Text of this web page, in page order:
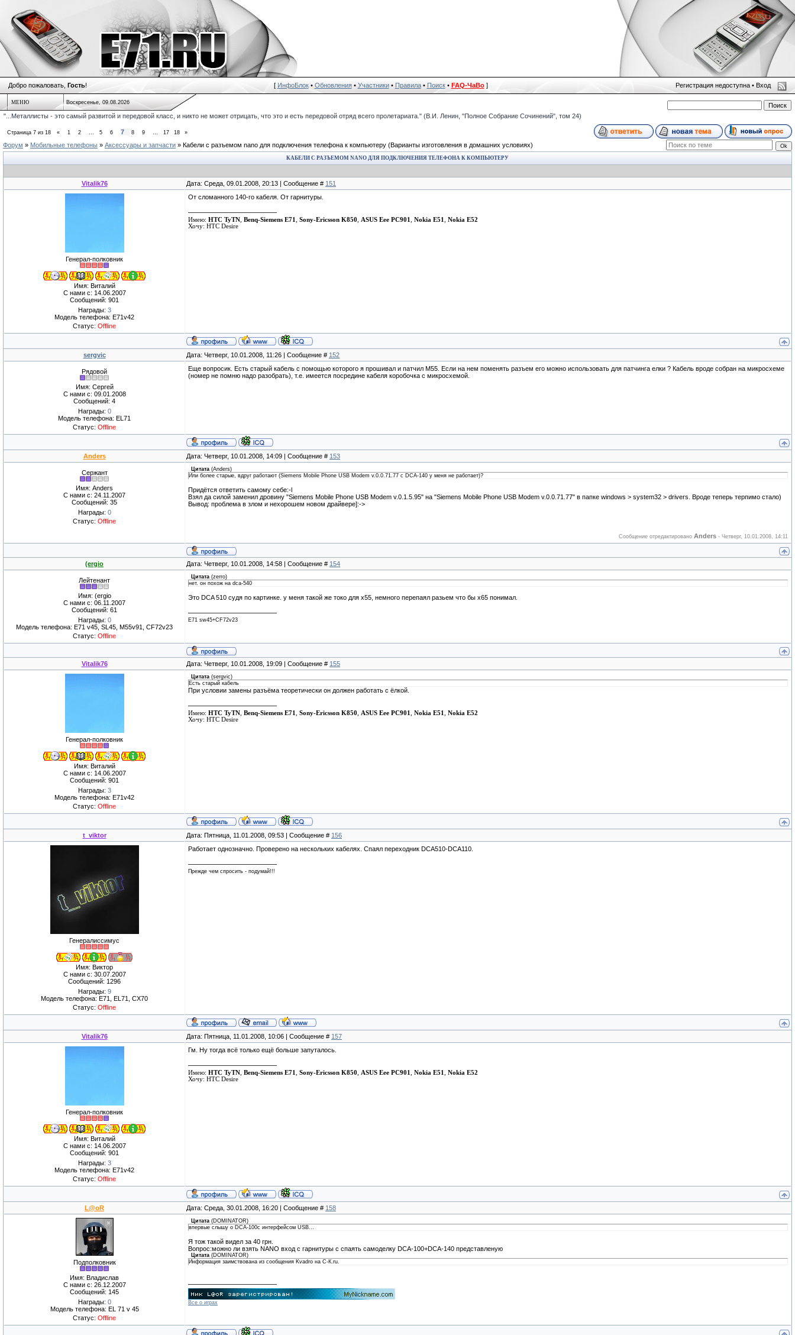
Добро пожаловать, Гость! [ ИнфоБлок• Обновления• Участники• Правила• Поиск• FAQ-ЧаВо] Регистрация недоступна • Вход
МЕНЮ Воскресенье, 09.08.2026
"...Металлисты - это самый развитой и передовой класс, и никто не может отрицать, что это и есть передовой отряд всего пролетариата." (В.И. Ленин, "Полное Собрание Сочинений", том 24)
Страница 7 из 18 « 1 2 … 5 6 7 8 9 … 17 18 »
Форум » Мобильные телефоны » Аксессуары и запчасти » Кабели с разъемом nano для подключения телефона к компьютеру (Варианты изготовления в домашних условиях)
КАБЕЛИ С РАЗЪЕМОМ NANO ДЛЯ ПОДКЛЮЧЕНИЯ ТЕЛЕФОНА К КОМПЬЮТЕРУ
Vitalik76 Дата: Среда, 09.01.2008, 20:13 | Сообщение # 151
Генерал-полковник
Имя: Виталий
С нами с: 14.06.2007
Сообщений: 901
Награды: 3
Модель телефона: E71v42
Статус: Offline
От сломанного 140-го кабеля. От гарнитуры.
Имею: HTC TyTN Benq-Siemens E71 Sony-Ericsson K850 ASUS Eee PC901 Nokia E51
Nokia E52
Хочу: HTC Desire
sergvic Дата: Четверг, 10.01.2008, 11:26 | Сообщение # 152
Рядовой
Имя: Сергей
С нами с: 09.01.2008
Сообщений: 4
Награды: 0
Модель телефона: EL71
Статус: Offline
Еще вопросик. Есть старый кабель с помощью которого я прошивал и патчил M55. Если на нем поменять разъем его можно использовать для патчинга елки ? Кабель вроде собран на микросхеме
(номер не помню надо разобрать), т.е. имеется посредине кабеля коробочка с микросхемой.
Anders Дата: Четверг, 10.01.2008, 14:09 | Сообщение # 153
Сержант
Имя: Anders
С нами с: 24.11.2007
Сообщений: 35
Награды: 0
Статус: Offline
Цитата (Anders)
Или более старые, вдруг работают (Siemens Mobile Phone USB Modem v.0.0.71.77 с DCA-140 у меня не работает)?
Придётся ответить самому себе:-l
Взял да силой заменил дровину "Siemens Mobile Phone USB Modem v.0.1.5.95" на "Siemens Mobile Phone USB Modem v.0.0.71.77" в папке windows > system32 > drivers. Вроде теперь терпимо стало)
Вывод: проблема в злом и нехорошем новом драйвере]:->
Сообщение отредактировано Anders - Четверг, 10.01.2008, 14:11
(ergio Дата: Четверг, 10.01.2008, 14:58 | Сообщение # 154
Лейтенант
Имя: (ergio
С нами с: 06.11.2007
Сообщений: 61
Награды: 0
Модель телефона: E71 v45, SL45, M55v91, CF72v23
Статус: Offline
Цитата (zerro)
нет. он похож на dca-540
Это DCA 510 судя по картинке. у меня такой же токо для х55, немного перепаял разьем что бы х65 понимал.
E71 sw45+CF72v23
Vitalik76 Дата: Четверг, 10.01.2008, 19:09 | Сообщение # 155
Генерал-полковник
Имя: Виталий
С нами с: 14.06.2007
Сообщений: 901
Награды: 3
Модель телефона: E71v42
Статус: Offline
Цитата (sergvic)
Есть старый кабель
При условии замены разъёма теоретически он должен работать с ёлкой.
Имею: HTC TyTN Benq-Siemens E71 Sony-Ericsson K850 ASUS Eee PC901 Nokia E51
Nokia E52
Хочу: HTC Desire
t_viktor Дата: Пятница, 11.01.2008, 09:53 | Сообщение # 156
Генералиссимус
Имя: Виктор
С нами с: 30.07.2007
Сообщений: 1296
Награды: 9
Модель телефона: E71, EL71, CX70
Статус: Offline
Работает однозначно. Проверено на нескольких кабелях. Спаял переходник DCA510-DCA110.
Прежде чем спросить - подумай!!!
Vitalik76 Дата: Пятница, 11.01.2008, 10:06 | Сообщение # 157
Генерал-полковник
Имя: Виталий
С нами с: 14.06.2007
Сообщений: 901
Награды: 3
Модель телефона: E71v42
Статус: Offline
Гм. Ну тогда всё только ещё больше запуталось.
Имею: HTC TyTN Benq-Siemens E71 Sony-Ericsson K850 ASUS Eee PC901 Nokia E51
Nokia E52
Хочу: HTC Desire
L@oR Дата: Среда, 30.01.2008, 16:20 | Сообщение # 158
Подполковник
Имя: Владислав
С нами с: 26.12.2007
Сообщений: 145
Награды: 0
Модель телефона: EL 71 v 45
Статус: Offline
Цитата (DOMINATOR)
впервые слышу о DCA-100с интерфейсом USB...
Я тож такой видел за 40 грн.
Вопрос:можно ли взять NANO вход с гарнитуры с спаять самоделку DCA-100+DCA-140 представленую
Цитата (DOMINATOR)
Информация заимствована из сообщения Kvadro на С-К.ru.
Все о играх